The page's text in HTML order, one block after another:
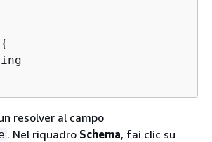
{
resolver al campo
. Nel riquadro Schema, fai clic su